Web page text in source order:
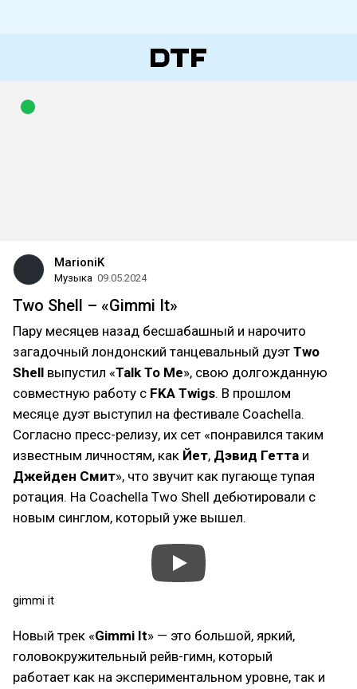
MarioniK
Музыка 09.05.2024
Two Shell – «Gimmi It»
Пару месяцев назад бесшабашный и нарочито
загадочный лондонский танцевальный дуэт Two
Shell выпустил «Talk To Me», свою долгожданную
совместную работу с FKA Twigs. В прошлом
месяце дуэт выступил на фестивале Coachella.
Согласно пресс-релизу, их сет «понравился таким
известным личностям, как Йет, Дэвид Гетта и
Джейден Смит», что звучит как пугающе тупая
ротация. На Coachella Two Shell дебютировали с
новым синглом, который уже вышел.
gimmi it
Новый трек «Gimmi It» — это большой, яркий,
головокружительный рейв-гимн, который
работает как на экспериментальном уровне, так и